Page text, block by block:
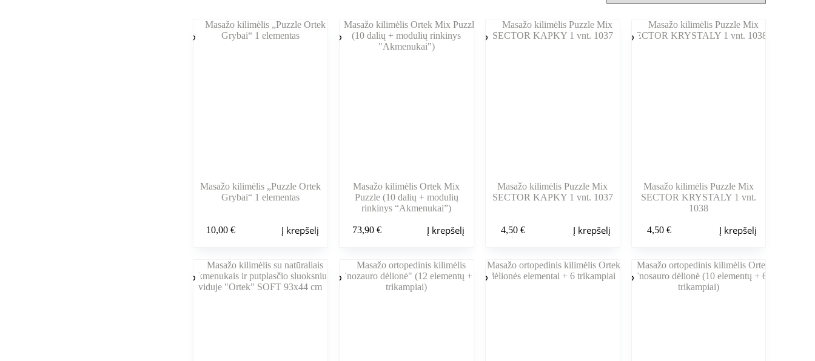
Masažo kilimėlis „Puzzle Ortek
Grybai“ 1 elementas
10,00€ Į krepšelį
Masažo kilimėlis Ortek Mix
Puzzle (10 dalių + modulių
rinkinys “Akmenukai”)
73,90 € Į krepšelį
Masažo kilimėlis Puzzle Mix
SECTOR KAPKY 1 vnt. 1037
4,50 € Į krepšelį
Masažo kilimėlis Puzzle Mix
SECTOR KRYSTALY 1 vnt.
1038
4,50 € Į krepšelį